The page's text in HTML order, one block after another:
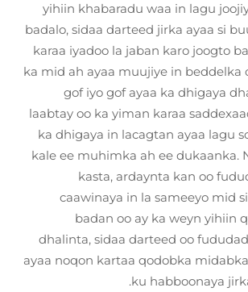
yihiin khabaradu waa in lagu
badalo, sidaa darteed jirka ayaa si
karaa iyadoo la jaban karo joogto
ka mid ah ayaa muujiye in beddelka
gof iyo gof ayaa ka dhigaya
laabtay oo ka yiman karaa
ka dhigaya in lacagtan ayaa lagu
kale ee muhimka ah ee dukaanka.
kasta, ardaynta kan oo
caawinaya in la sameeyo mid
badan oo ay ka weyn yihiin
dhalinta, sidaa darteed oo
ayaa noqon kartaa qodobka
ku habboonaya